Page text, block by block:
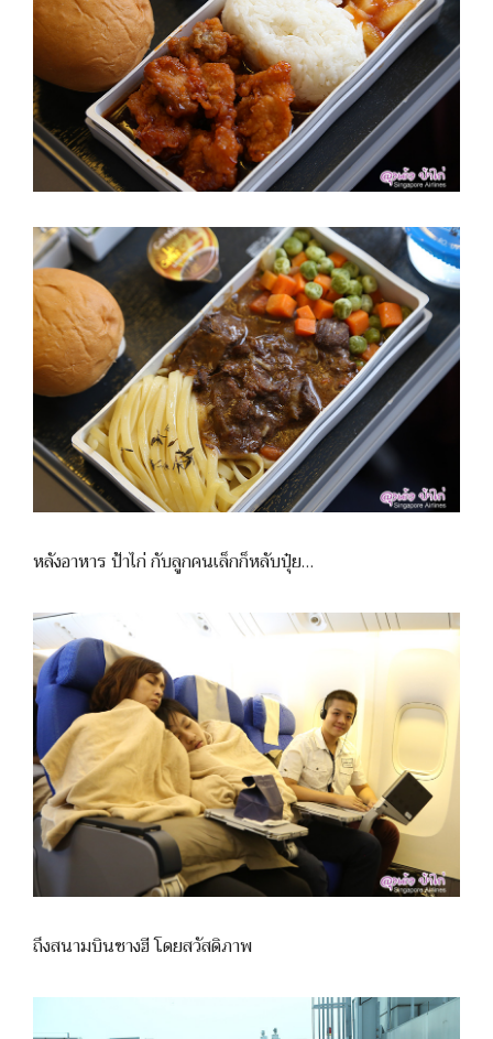
หลังอาหาร ป้าไก่ กับลูกคนเล็กก็หลับปุ๋ย…
ถึงสนามบินชางฮี โดยสวัสดิภาพ